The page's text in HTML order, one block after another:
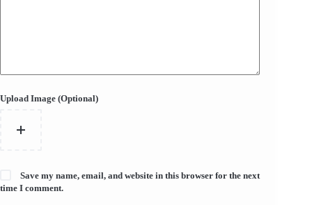
Upload Image (Optional)
Save my name, email, and website in this browser for the next
time I comment.